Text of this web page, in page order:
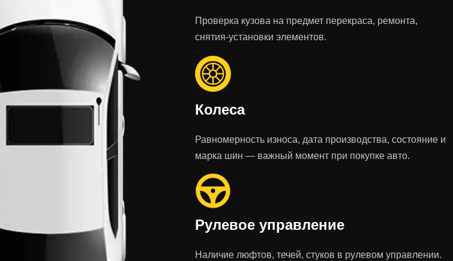
Проверка кузова на предмет перекраса, ремонта,
снятия-установки элементов.
Колеса
Равномерность износа, дата производства, состояние и
марка шин — важный момент при покупке авто.
Рулевое управление
Наличие люфтов, течей, стуков в рулевом управлении.